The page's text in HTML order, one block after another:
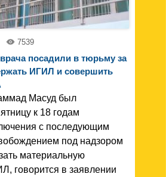
7539
посадили в тюрьму за
ИГИЛ и совершить
Масуд был
к 18 годам
с последующим
под надзором
материальную
говорится в заявлении